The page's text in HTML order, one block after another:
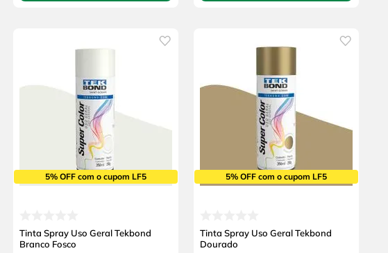
5% OFF com o cupom LF5
Tinta Spray Uso Geral Tekbond
Branco Fosco
5% OFF com o cupom LF5
Tinta Spray Uso Geral Tekbond
Dourado